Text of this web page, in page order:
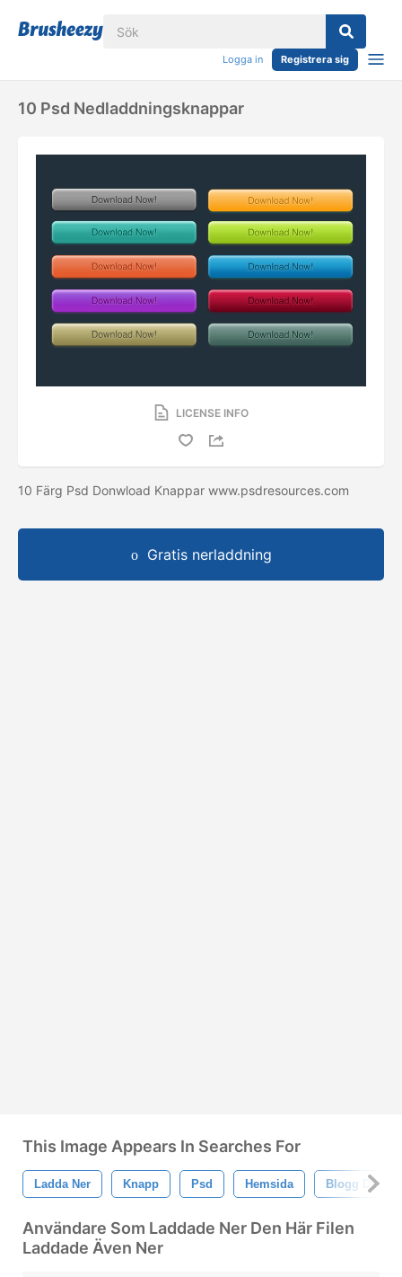
Logga in Registrera sig
10 Psd Nedladdningsknappar
LICENSE INFO
10 Färg Psd Donwload Knappar www.psdresources.com
Gratis nerladdning
This Image Appears In Searches For
Ladda Ner Knapp Psd Hemsida Blogg Design
Användare Som Laddade Ner Den Här Filen
Laddade Även Ner